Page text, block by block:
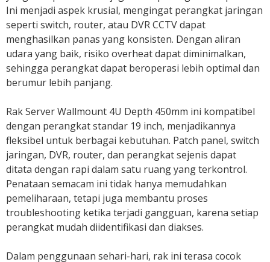
Ini menjadi aspek krusial, mengingat perangkat jaringan
seperti switch, router, atau DVR CCTV dapat
menghasilkan panas yang konsisten. Dengan aliran
udara yang baik, risiko overheat dapat diminimalkan,
sehingga perangkat dapat beroperasi lebih optimal dan
berumur lebih panjang.
Rak Server Wallmount 4U Depth 450mm ini kompatibel
dengan perangkat standar 19 inch, menjadikannya
fleksibel untuk berbagai kebutuhan. Patch panel, switch
jaringan, DVR, router, dan perangkat sejenis dapat
ditata dengan rapi dalam satu ruang yang terkontrol.
Penataan semacam ini tidak hanya memudahkan
pemeliharaan, tetapi juga membantu proses
troubleshooting ketika terjadi gangguan, karena setiap
perangkat mudah diidentifikasi dan diakses.
Dalam penggunaan sehari-hari, rak ini terasa cocok